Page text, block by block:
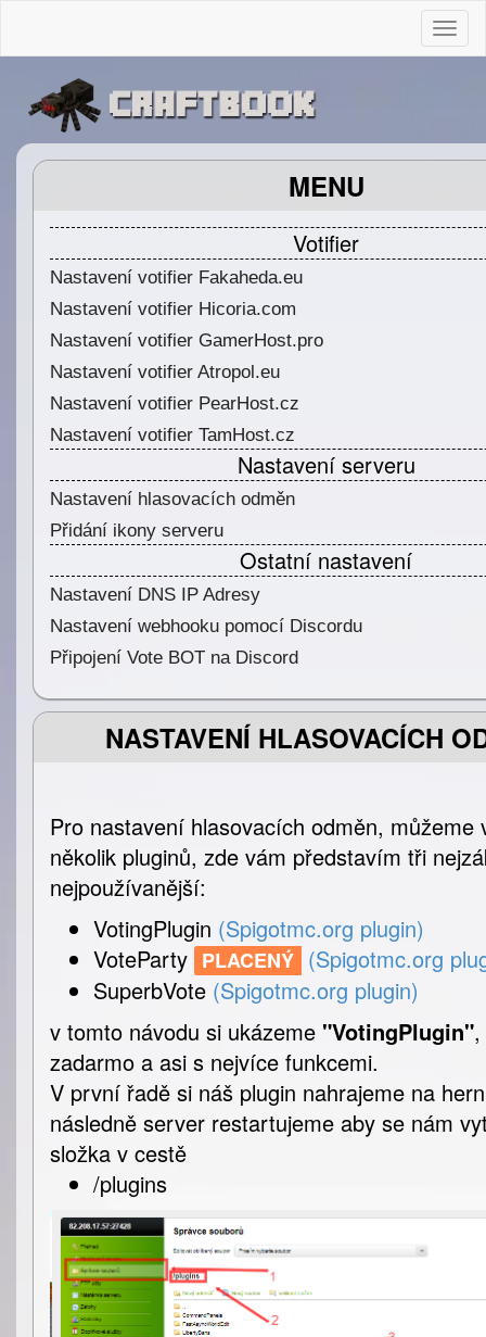
MENU
Votifier
Nastavení votifier Fakaheda.eu
Nastavení votifier Hicoria.com
Nastavení votifier GamerHost.pro
Nastavení votifier Atropol.eu
Nastavení votifier PearHost.cz
Nastavení votifier TamHost.cz
Nastavení serveru
Nastavení hlasovacích odměn
Přidání ikony serveru
Ostatní nastavení
Nastavení DNS IP Adresy
Nastavení webhooku pomocí Discordu
Připojení Vote BOT na Discord
NASTAVENÍ HLASOVACÍCH
Pro nastavení hlasovacích odměn, můžeme
několik pluginů, zde vám představím tři
nejpoužívanější:
VotingPlugin (Spigotmc.org plugin)
VoteParty PLACENÝ (Spigotmc.org
SuperbVote (Spigotmc.org plugin)
v tomto návodu si ukázeme "VotingPlugin"
zadarmo a asi s nejvíce funkcemi.
V první řadě si náš plugin nahrajeme na
následně server restartujeme aby se nám
složka v cestě
/plugins